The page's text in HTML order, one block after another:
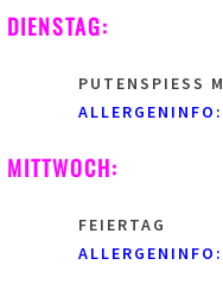
DIENSTAG:
PUTENSPIESS
MITTWOCH:
FEIERTAG